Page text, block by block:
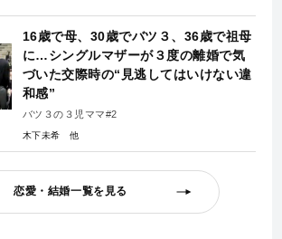
16歳で母、30歳でバツ３、36歳で祖母
に…シングルマザーが３度の離婚で気
づいた交際時の“見逃してはいけない違
和感”
バツ３の３児ママ#2
木下未希
恋愛・結婚一覧を見る